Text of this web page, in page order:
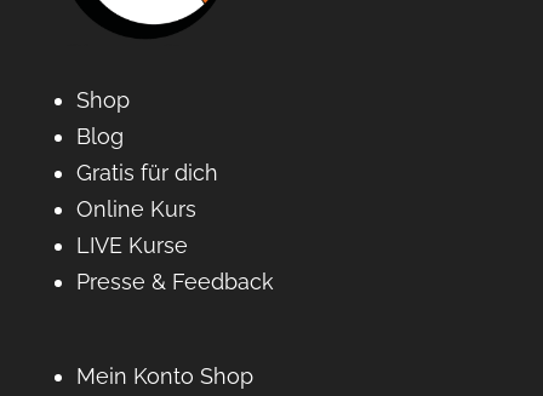
Shop
Blog
Gratis für dich
Online Kurs
LIVE Kurse
Presse & Feedback
Mein Konto Shop